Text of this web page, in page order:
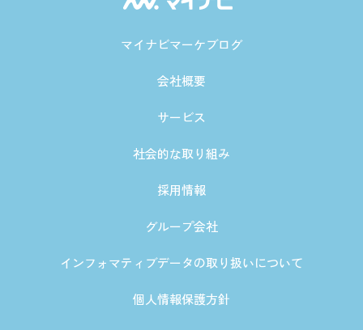
マイナビマーケブログ
会社概要
サービス
社会的な取り組み
採用情報
グループ会社
インフォマティブデータの取り扱いについて
個人情報保護方針